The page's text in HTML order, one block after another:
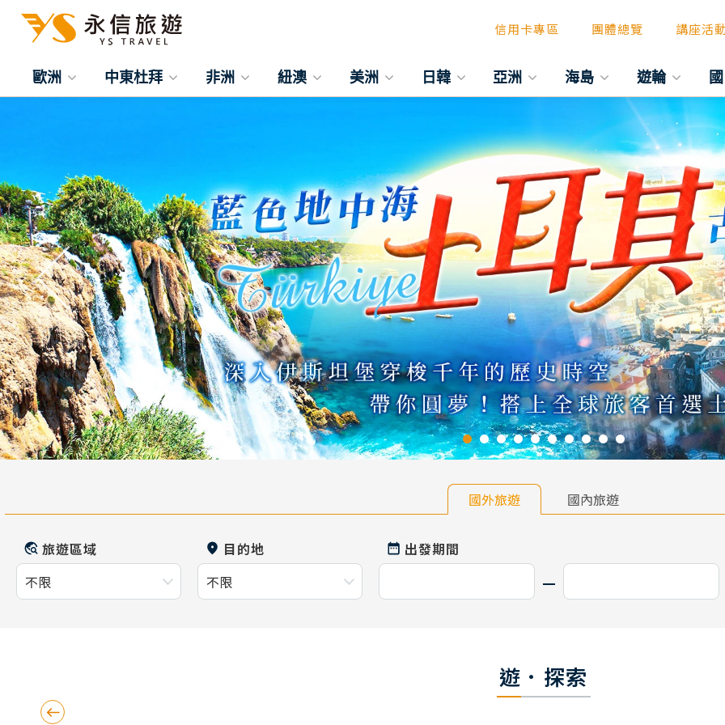
信用卡專區 團體總覽 講座活
歐洲 中東杜拜 非洲 紐澳 美洲 日韓 亞洲 海島 遊輪
往前
國外旅遊 國內旅遊
旅遊區域 目的地 出發期間
遊．探索